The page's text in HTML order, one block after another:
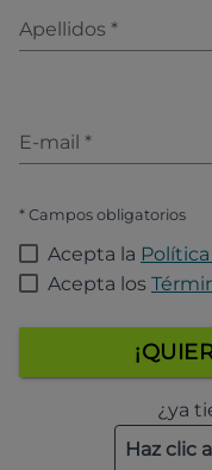
Apellidos *
E-mail *
* Campos obligatorios
Acepta la
Acepta los
¿ya
Haz clic